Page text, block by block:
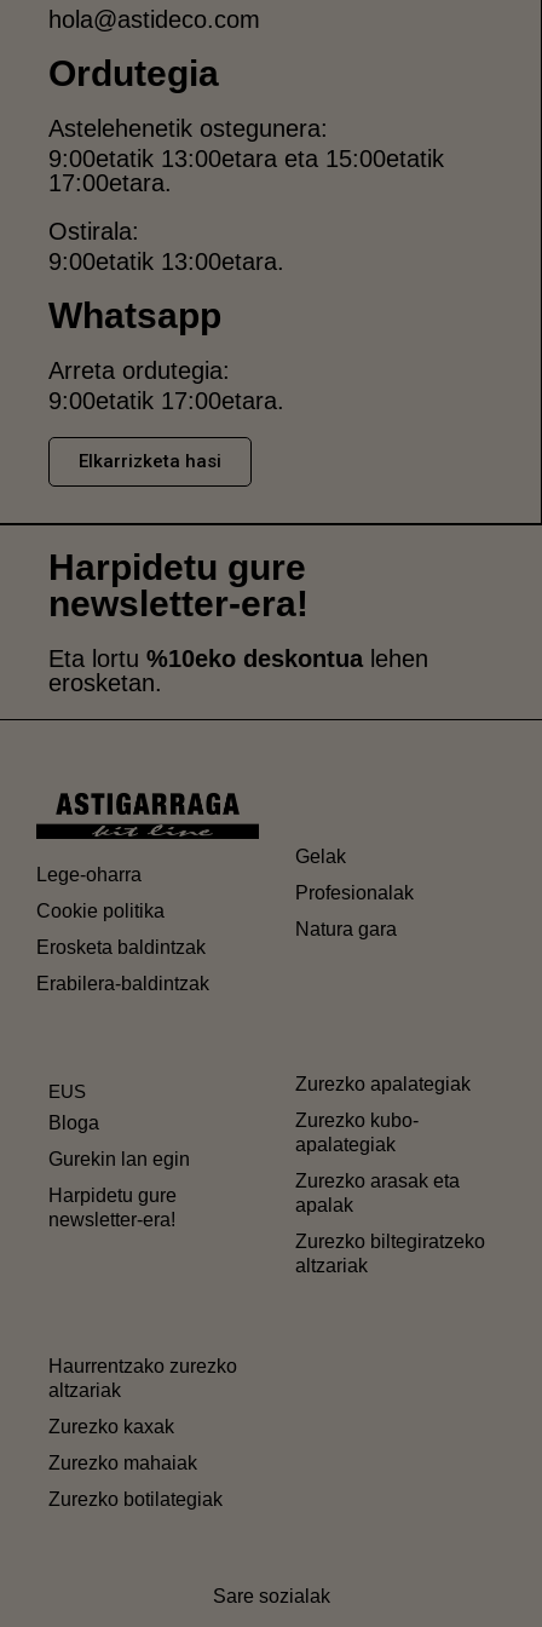
hola@astideco.com
Ordutegia
Astelehenetik ostegunera:
9:00etatik 13:00etara eta 15:00etatik
17:00etara.
Ostirala:
9:00etatik 13:00etara.
Whatsapp
Arreta ordutegia:
9:00etatik 17:00etara.
Elkarrizketa hasi
Harpidetu gure
newsletter-era!
Eta lortu %10eko deskontua lehen
erosketan.
Lege-oharra
Cookie politika
Erosketa baldintzak
Erabilera-baldintzak
Gelak
Profesionalak
Natura gara
EUS
Bloga
Gurekin lan egin
Harpidetu gure
newsletter-era!
Zurezko apalategiak
Zurezko kubo-
apalategiak
Zurezko arasak eta
apalak
Zurezko biltegiratzeko
altzariak
Haurrentzako zurezko
altzariak
Zurezko kaxak
Zurezko mahaiak
Zurezko botilategiak
Sare sozialak